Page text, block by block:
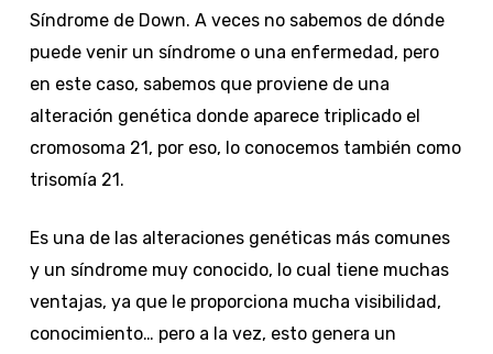
Síndrome de Down. A veces no sabemos de dónde
puede venir un síndrome o una enfermedad, pero
en este caso, sabemos que proviene de una
alteración genética donde aparece triplicado el
cromosoma 21, por eso, lo conocemos también como
trisomía 21.
Es una de las alteraciones genéticas más comunes
y un síndrome muy conocido, lo cual tiene muchas
ventajas, ya que le proporciona mucha visibilidad,
conocimiento… pero a la vez, esto genera un